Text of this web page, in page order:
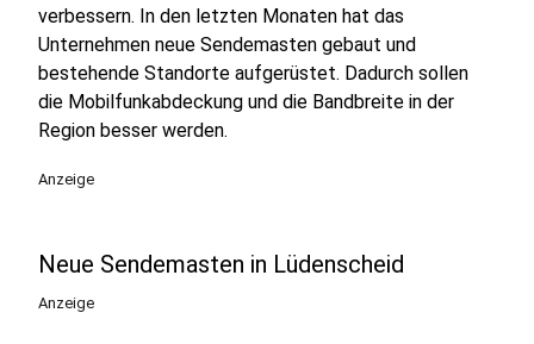
verbessern. In den letzten Monaten hat das
Unternehmen neue Sendemasten gebaut und
bestehende Standorte aufgerüstet. Dadurch sollen
die Mobilfunkabdeckung und die Bandbreite in der
Region besser werden.
Anzeige
Neue Sendemasten in Lüdenscheid
Anzeige